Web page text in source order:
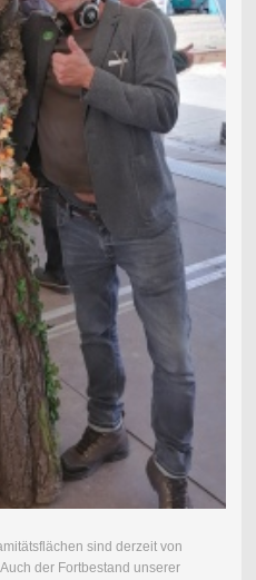
sind derzeit von
der Fortbestand unserer